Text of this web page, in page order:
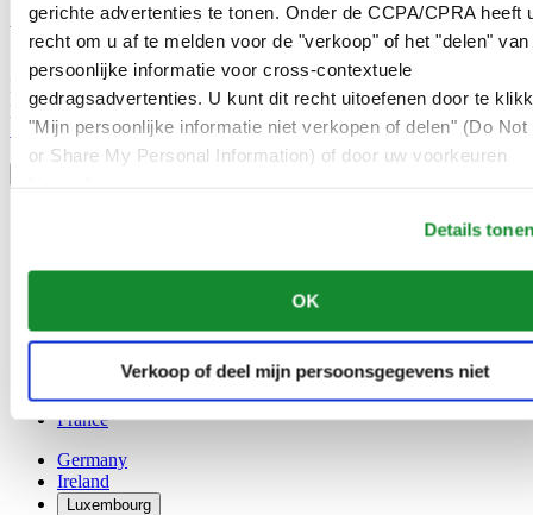
gerichte advertenties te tonen. Onder de CCPA/CPRA heeft
recht om u af te melden voor de "verkoop" of het "delen" van
persoonlijke informatie voor cross-contextuele
gedragsadvertenties. U kunt dit recht uitoefenen door te
"Mijn persoonlijke informatie niet verkopen of delen" (Do Not
or Share My Personal Information) of door uw voorkeuren
Details
OK
Verkoop of deel mijn persoonsgegevens niet
Word lid van de CERTINA club
Meld je aan en ontvang exclusieve aanbiedingen en
productrecensies
Schrijf je in!
Selecteer een land/regio
English
Denmark
Finland
France
Germany
Ireland
Luxembourg